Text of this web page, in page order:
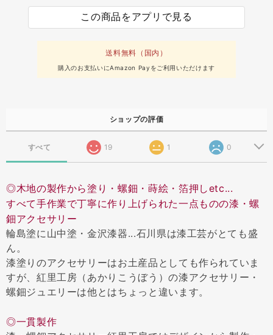
この商品をアプリで見る
送料無料（国内）
購入のお支払いにAmazon Payをご利用いただけます
ショップの評価
すべて 19 1 0
◎木地の製作から塗り・螺鈿・蒔絵・箔押しetc...
すべて手作業で丁寧に作り上げられた一点ものの漆・螺
鈿アクセサリー
輪島塗に山中塗・金沢漆器...石川県は漆工芸がとても盛
ん。
漆塗りのアクセサリーはお土産品としても作られていま
すが、紅里工房（あかりこうぼう）の漆アクセサリー・
螺鈿ジュエリーは他とはちょっと違います。
◎一貫製作